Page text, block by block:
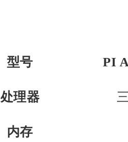
型号 PI
处理器
内存